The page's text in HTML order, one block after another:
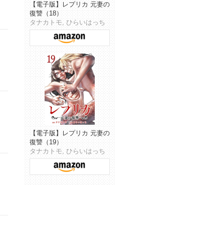
【電子版】レプリカ 元妻の
復讐（18）
タナカトモ, ひらいはっち
【電子版】レプリカ 元妻の
復讐（19）
タナカトモ, ひらいはっち